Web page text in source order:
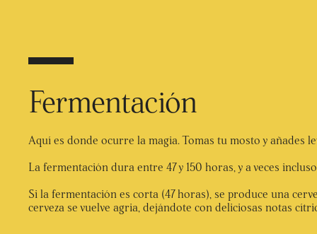
Fermentación
Aquí es donde ocurre la magia. Tomas tu mosto y añades
La fermentación dura entre 47 y 150 horas, y a veces
Si la fermentación es corta (47 horas), se produce una
cerveza se vuelve agria, dejándote con deliciosas notas